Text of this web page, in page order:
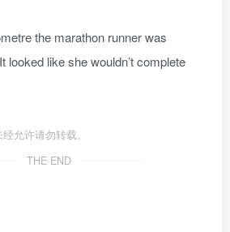
the marathon runner was
looked like she wouldn’t complete
允许请勿转载。
THE END